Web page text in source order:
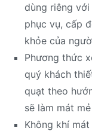
dùng riêng
phục vụ, cấp
khỏe của
Phương thức
quý khách
quạt theo
sẽ làm mát
Không khí